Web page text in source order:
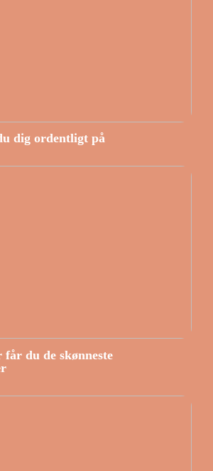
dig ordentligt på
du de skønneste